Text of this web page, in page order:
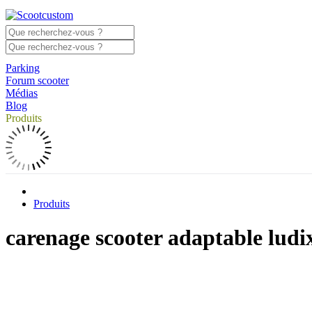
Parking
Forum scooter
Médias
Blog
Produits
Produits
carenage scooter adaptable